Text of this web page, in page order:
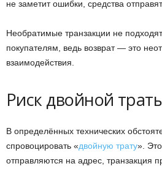
не заметит ошибки, средства
Необратимые транзакции не
покупателям, ведь возврат — это
взаимодействия.
Риск двойной
В определённых технических
спровоцировать «двойную трату».
отправляются на адрес, транзакция